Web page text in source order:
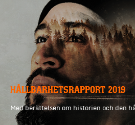
HÅLLBARHETSRAPPORT 2019
Med berättelsen om historien och den